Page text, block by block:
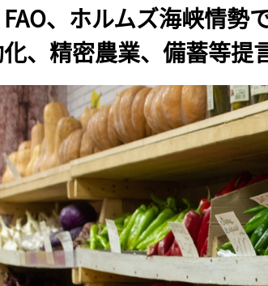
FAO、ホルムズ海峡情
、精密農業、備蓄等提